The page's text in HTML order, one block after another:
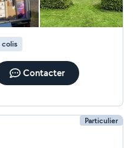
colis
Contacter
Particulier